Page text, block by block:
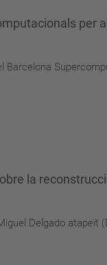
per
la
Delgado atapeït